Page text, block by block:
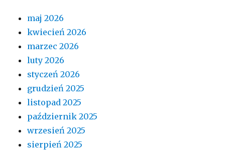
maj 2026
kwiecień 2026
marzec 2026
luty 2026
styczeń 2026
grudzień 2025
listopad 2025
październik 2025
wrzesień 2025
sierpień 2025